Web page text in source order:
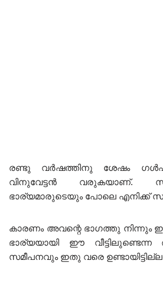
രണ്ടു വർഷത്തിനു ശേഷം
വിനുവേട്ടൻ വരുകയാണ്.
ഭാര്യമാരുടെയും പോലെ എനിക്ക്
കാരണം അവന്റെ ഭാഗത്തു നിന്നും
ഭാര്യയായി ഈ വീട്ടിലുണ്ടെന്ന
സമീപനവും ഇതു വരെ